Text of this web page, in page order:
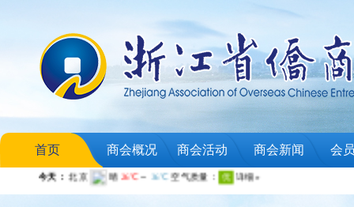
首页 商会概况 商会活动 商会新闻 会